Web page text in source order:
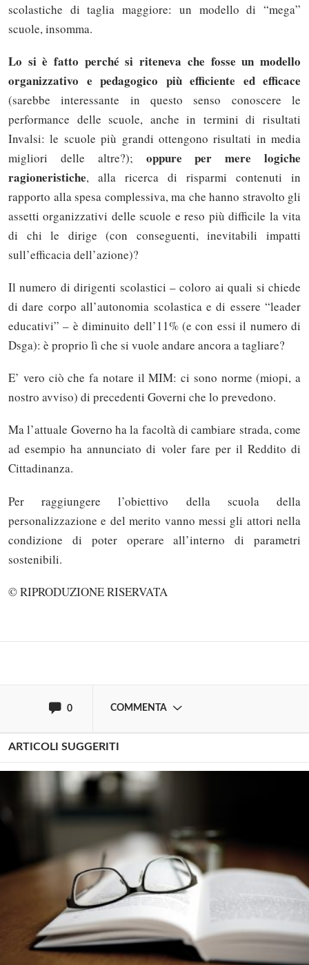
scolastiche di taglia maggiore: un modello di “mega”
scuole, insomma.
Lo si è fatto perché si riteneva che fosse un modello
organizzativo e pedagogico più efficiente ed efficace
(sarebbe interessante in questo senso conoscere le
performance delle scuole, anche in termini di risultati
Invalsi: le scuole più grandi ottengono risultati in media
migliori delle altre?); oppure per mere logiche
ragioneristiche, alla ricerca di risparmi contenuti in
rapporto alla spesa complessiva, ma che hanno stravolto gli
assetti organizzativi delle scuole e reso più difficile la vita
di chi le dirige (con conseguenti, inevitabili impatti
sull’efficacia dell’azione)?
Il numero di dirigenti scolastici – coloro ai quali si chiede
di dare corpo all’autonomia scolastica e di essere “leader
educativi” – è diminuito dell’11% (e con essi il numero di
Dsga): è proprio lì che si vuole andare ancora a tagliare?
E’ vero ciò che fa notare il MIM: ci sono norme (miopi, a
nostro avviso) di precedenti Governi che lo prevedono.
Ma l’attuale Governo ha la facoltà di cambiare strada, come
ad esempio ha annunciato di voler fare per il Reddito di
Cittadinanza.
Per raggiungere l’obiettivo della scuola della
personalizzazione e del merito vanno messi gli attori nella
condizione di poter operare all’interno di parametri
sostenibili.
© RIPRODUZIONE RISERVATA
0 COMMENTA
Solo gli utenti registrati possono
ARTICOLI SUGGERITI